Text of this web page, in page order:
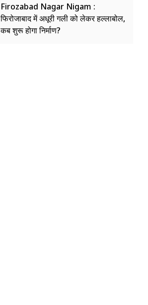
Firozabad Nagar Nigam :
फिरोजाबाद में अधूरी गली को लेकर हल्लाबोल,
कब शुरू होगा निर्माण?